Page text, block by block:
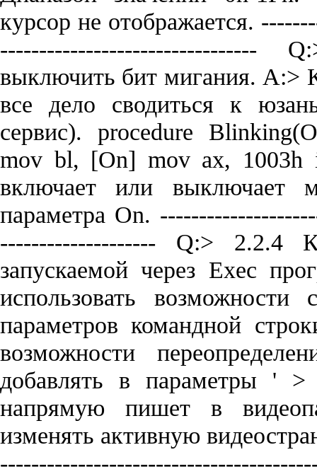
курсор не отображается.
---------------------------------
выключить бит мигания. A:>
все дело сводиться к
сервис). procedure
mov bl, [On] mov ax, 1003h
включает или выключает
параметра On.
-------------------- Q:> 2.2.4
запускаемой через Exec
использовать
параметров командной
возможности
добавлять в параметры '
напpямyю пишет в
изменять активнyю